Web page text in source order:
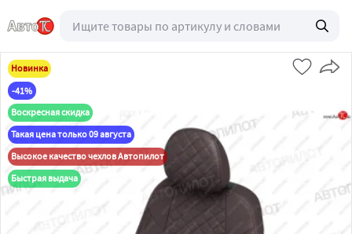
Новинка
-41%
Воскресная скидка
Такая цена только 09 августа
Высокое качество чехлов Автопилот
Быстрая выдача